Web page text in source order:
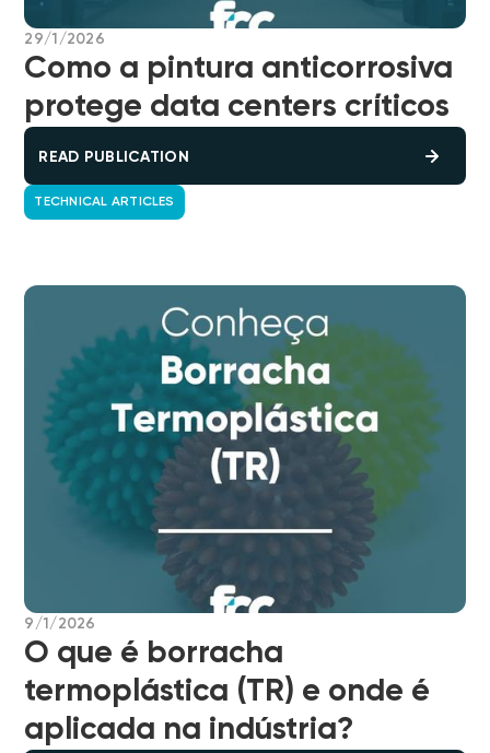
29/1/2026
Como a pintura anticorrosiva
protege data centers críticos
READ PUBLICATION
TECHNICAL ARTICLES
9/1/2026
O que é borracha
termoplástica (TR) e onde é
aplicada na indústria?